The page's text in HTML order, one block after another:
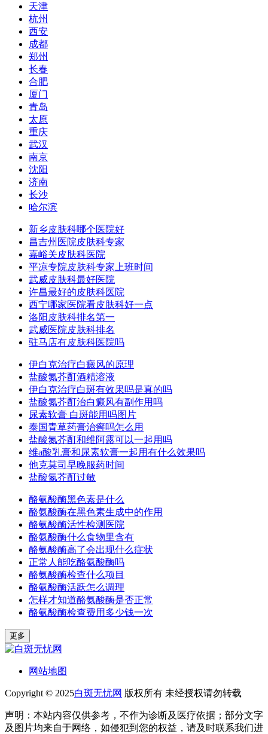
天津
杭州
西安
成都
郑州
长春
合肥
厦门
青岛
太原
重庆
武汉
南京
沈阳
济南
长沙
哈尔滨
新乡皮肤科哪个医院好
昌吉州医院皮肤科专家
嘉峪关皮肤科医院
平凉专院皮肤科专家上班时间
武威皮肤科最好医院
许昌最好的皮肤科医院
西宁哪家医院看皮肤科好一点
洛阳皮肤科排名第一
武威医院皮肤科排名
驻马店有皮肤科医院吗
伊白克治疗白癜风的原理
盐酸氮芥酊酒精溶液
伊白克治疗白斑有效果吗是真的吗
盐酸氮芥酊治白癜风有副作用吗
尿素软膏 白斑能用吗图片
泰国青草药膏治癣吗怎么用
盐酸氮芥酊和维阿露可以一起用吗
维a酸乳膏和尿素软膏一起用有什么效果吗
他克莫司早晚服药时间
盐酸氮芥酊过敏
酪氨酸酶黑色素是什么
酪氨酸酶在黑色素生成中的作用
酪氨酸酶活性检测医院
酪氨酸酶什么食物里含有
酪氨酸酶高了会出现什么症状
正常人能吃酪氨酸酶吗
酪氨酸酶检查什么项目
酪氨酸酶活跃怎么调理
怎样才知道酪氨酸酶是否正常
酪氨酸酶检查费用多少钱一次
更多
网站地图
Copyright © 2025白斑无忧网 版权所有 未经授权请勿转载
声明：本站内容仅供参考，不作为诊断及医疗依据；部分文字
及图片均来自于网络，如侵犯到您的权益，请及时联系我们进